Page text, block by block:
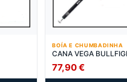
BOÍA E CHUMBADINHA
CANA VEGA
77,90€